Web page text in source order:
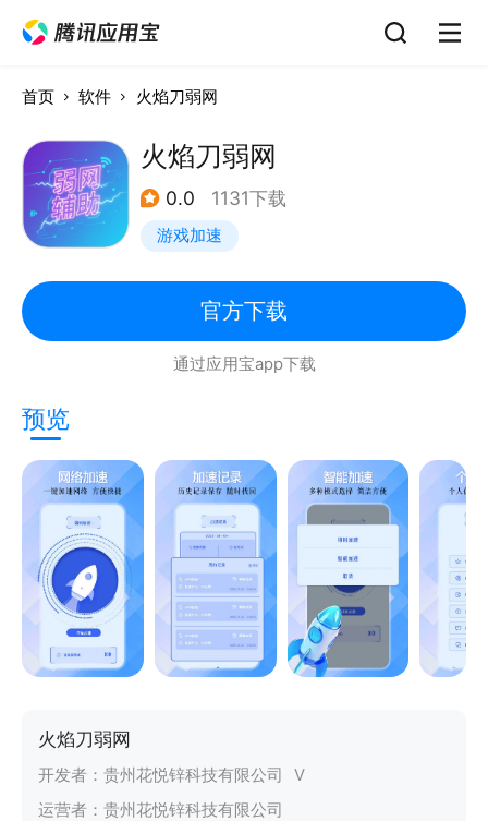
首页 软件 火焰刀弱网
火焰刀弱网
0.0 1131下载
游戏加速
官方下载
通过应用宝app下载
预览
火焰刀弱网
开发者： 贵州花悦锌科技有限公司
V
运营者： 贵州花悦锌科技有限公司